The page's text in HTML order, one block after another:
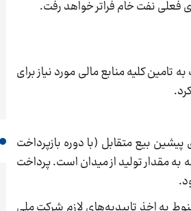
طرف دوم موظف به تامین کلیه منابع مالی مورد نیاز برای
با قراردادهای پیشین بیع متقابل (با دوره بازپرداخت
مقدار تولید از میدان است. پرداخت